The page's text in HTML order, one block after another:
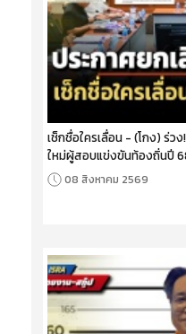
เช็กชื่อใครเลื่อน - (โกง) ร่
ใหม่ผู้สอบแข่งขันท้องถิ่นปี
08 สิงหาคม 2569